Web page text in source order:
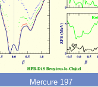
Mercure 197